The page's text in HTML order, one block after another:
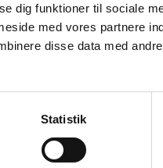
dig funktioner til sociale
med vores partnere
disse data med
Statistik